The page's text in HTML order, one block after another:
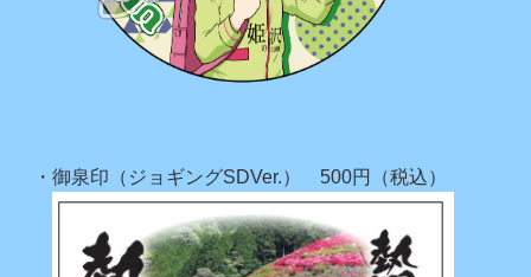
・御泉印（ジョギングSDVer.） 500円（税込）